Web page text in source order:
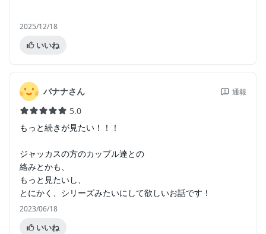
2025/12/18
いいね
バナナさん 通報
5.0
もっと続きが見たい！！！
ジャッカスの方のカップル達との
絡みとかも、
もっと見たいし、
とにかく、シリーズみたいにして欲しいお話です！
2023/06/18
いいね